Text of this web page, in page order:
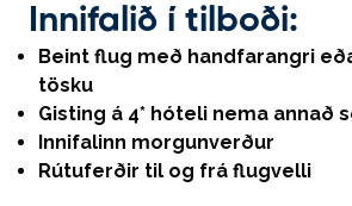
Innifalið í tilboði:
Beint flug með handfarangri
tösku
Gisting á 4* hóteli nema annað
Innifalinn morgunverður
Rútuferðir til og frá flugvelli